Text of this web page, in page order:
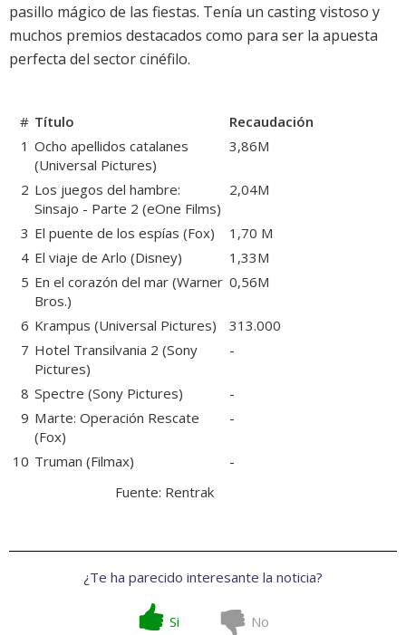
pasillo mágico de las fiestas. Tenía un casting vistoso y
muchos premios destacados como para ser la apuesta
perfecta del sector cinéfilo.
# Título
Recaudación
1 Ocho apellidos catalanes
(Universal Pictures)
3,86M
2 Los juegos del hambre:
Sinsajo - Parte 2 (eOne Films)
2,04M
3 El puente de los espías (Fox)
1,70 M
4 El viaje de Arlo (Disney)
1,33M
5 En el corazón del mar (Warner
Bros.)
0,56M
6 Krampus (Universal Pictures)
313.000
7 Hotel Transilvania 2 (Sony
Pictures)
-
8 Spectre (Sony Pictures)
-
9 Marte: Operación Rescate
(Fox)
-
10 Truman (Filmax)
-
Fuente: Rentrak
¿Te ha parecido interesante la noticia?
Si No